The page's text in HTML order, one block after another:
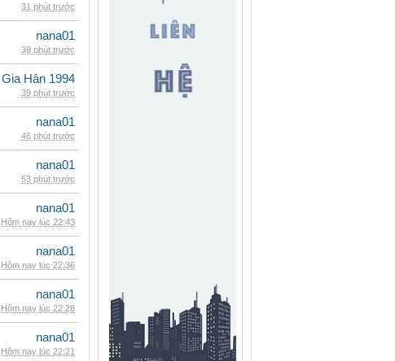
31 phút trước
nana01
39 phút trước
Gia Hân 1994
39 phút trước
nana01
46 phút trước
nana01
53 phút trước
nana01
Hôm nay lúc 22:43
nana01
Hôm nay lúc 22:36
nana01
Hôm nay lúc 22:28
nana01
Hôm nay lúc 22:21